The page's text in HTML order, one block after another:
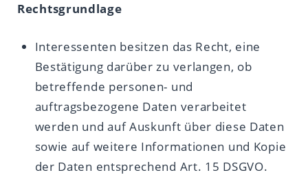
Rechtsgrundlage
Interessenten besitzen das Recht, eine
Bestätigung darüber zu verlangen, ob
betreffende personen- und
auftragsbezogene Daten verarbeitet
werden und auf Auskunft über diese Daten
sowie auf weitere Informationen und Kopie
der Daten entsprechend Art. 15 DSGVO.